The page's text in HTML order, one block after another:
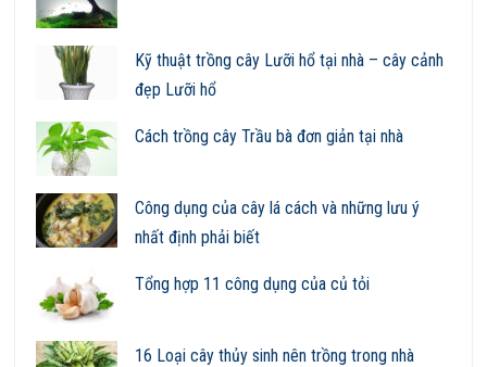
Kỹ thuật trồng cây Lưỡi hổ tại nhà – cây cảnh
đẹp Lưỡi hổ
Cách trồng cây Trầu bà đơn giản tại nhà
Công dụng của cây lá cách và những lưu ý
nhất định phải biết
Tổng hợp 11 công dụng của củ tỏi
16 Loại cây thủy sinh nên trồng trong nhà